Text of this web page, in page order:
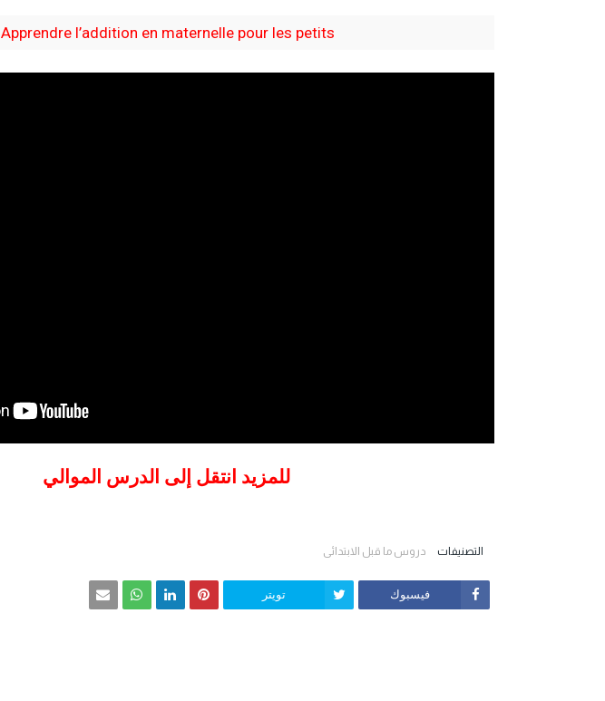
Apprendre l’addition en maternelle pour les petits:
للمزيد انتقل إلى الدرس الموالي
التصنيفات دروس ما قبل الابتدائي
فيسبوك تويتر